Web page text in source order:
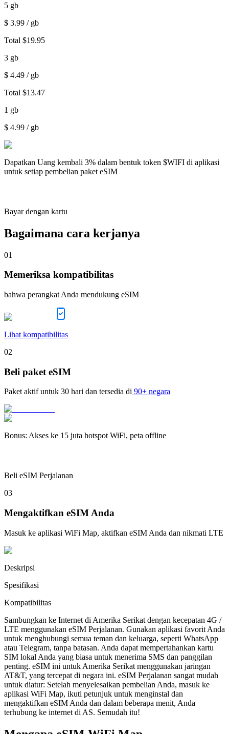
5 gb
$ 3.99 / gb
Total $19.95
3 gb
$ 4.49 / gb
Total $13.47
1 gb
$ 4.99 / gb
Dapatkan Uang kembali 3% dalam bentuk token $WIFI di aplikasi
untuk setiap pembelian paket eSIM
Bayar dengan kartu
Bagaimana cara kerjanya
01
Memeriksa kompatibilitas
bahwa perangkat Anda mendukung eSIM
Lihat kompatibilitas
02
Beli paket eSIM
Paket aktif untuk 30 hari dan tersedia di 90+ negara
Bonus: Akses ke 15 juta hotspot WiFi, peta offline
Beli eSIM Perjalanan
03
Mengaktifkan eSIM Anda
Masuk ke aplikasi WiFi Map, aktifkan eSIM Anda dan nikmati LTE
Deskripsi
Spesifikasi
Kompatibilitas
Sambungkan ke Internet di Amerika Serikat dengan kecepatan 4G /
LTE menggunakan eSIM Perjalanan. Gunakan aplikasi favorit Anda
untuk menghubungi semua teman dan keluarga, seperti WhatsApp
atau Telegram, tanpa batasan. Anda dapat mempertahankan kartu
SIM lokal Anda yang biasa untuk menerima SMS dan panggilan
penting. eSIM ini untuk Amerika Serikat menggunakan jaringan
AT&T, yang tercepat di negara ini. eSIM Perjalanan sangat mudah
untuk diatur: Setelah menyelesaikan pembelian Anda, masuk ke
aplikasi WiFi Map, ikuti petunjuk untuk menginstal dan
mengaktifkan eSIM Anda dan dalam beberapa menit, Anda
terhubung ke internet di AS. Semudah itu!